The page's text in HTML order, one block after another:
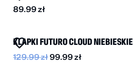
89.99zł
KLAPKI FUTURO CLOUD NIEBIESKIE
129.99zł 99.99zł